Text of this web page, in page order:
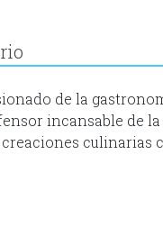
de la
incansable de
culinarias